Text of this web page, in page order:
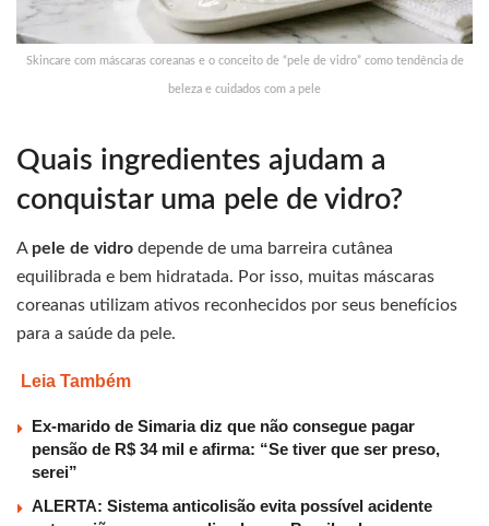
Skincare com máscaras coreanas e o conceito de “pele de vidro” como tendência de
beleza e cuidados com a pele
Quais ingredientes ajudam a
conquistar uma pele de vidro?
A pele de vidro depende de uma barreira cutânea
equilibrada e bem hidratada. Por isso, muitas máscaras
coreanas utilizam ativos reconhecidos por seus benefícios
para a saúde da pele.
Leia Também
Ex-marido de Simaria diz que não consegue pagar
pensão de R$ 34 mil e afirma: “Se tiver que ser preso,
serei”
ALERTA: Sistema anticolisão evita possível acidente